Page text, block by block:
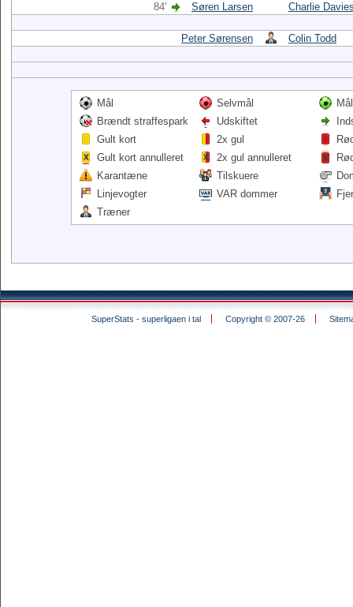
84'
Søren Larsen Charlie
Peter Sørensen Colin Todd
Mål Selvmål
Brændt straffespark
Udskiftet
Gult kort
2x gul
Gult kort annulleret
2x gul annulleret
Karantæne
Tilskuere
Linjevogter
VAR dommer
Træner
SuperStats - superligaen i tal Copyright © 2007-26